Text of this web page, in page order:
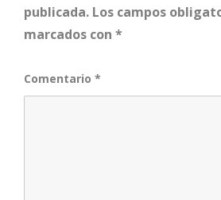
publicada. Los campos
marcados con *
Comentario *